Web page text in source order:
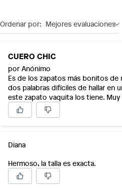
Ordenar por: Mejores evaluaciones
CUERO CHIC
por Anónimo
Es de los zapatos más bonitos de
dos palabras difíciles de hallar en
este zapato vaquita los tiene.
Diana
Hermoso, la talla es exacta.